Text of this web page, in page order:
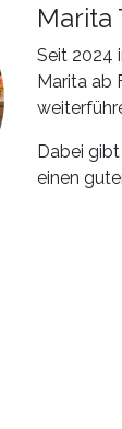
Marita
Seit 2024
Marita ab
Dabei
einen